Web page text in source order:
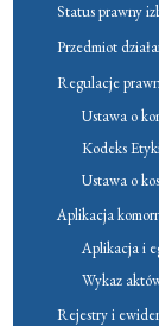
Status prawny
Przedmiot
Regulacje
Ustawa o
Kodeks
Ustawa o
Aplikacja
Aplikacja i
Wykaz
Rejestry i